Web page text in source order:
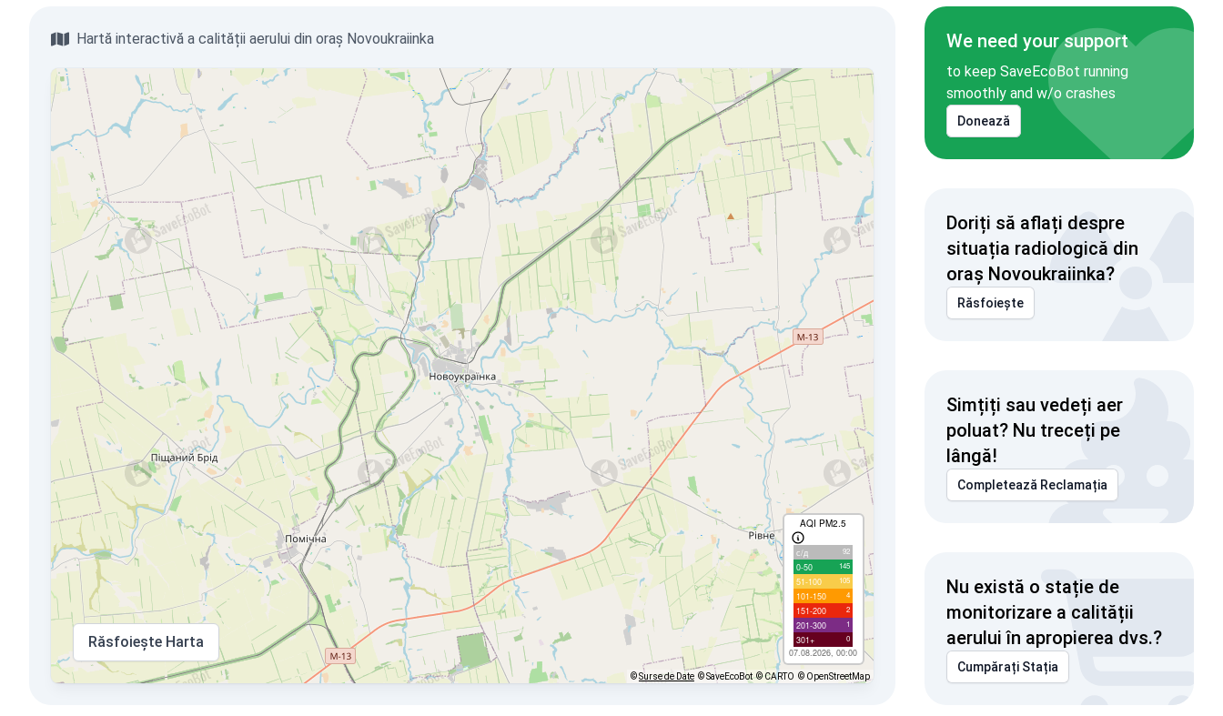
Hartă interactivă a calității aerului din oraș Novoukraiinka
AQI PM2.5
с/д 92
0-50 145
51-100 105
101-150 4
151-200 2
201-300 1
301+ 0
07.08.2026, 00:00
Răsfoiește Harta
©Surse de Date © SaveEcoBot © CARTO © OpenStreetMap
We need your support
to keep SaveEcoBot running
smoothly and w/o crashes
Donează
Doriți să aflați despre
situația radiologică din
oraș Novoukraiinka?
Răsfoiește
Simțiți sau vedeți aer
poluat? Nu treceți pe
lângă!
Completează Reclamația
Nu există o stație de
monitorizare a calității
aerului în apropierea dvs.?
Cumpărați Stația